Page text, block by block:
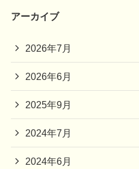
アーカイブ
2026年7月
2026年6月
2025年9月
2024年7月
2024年6月